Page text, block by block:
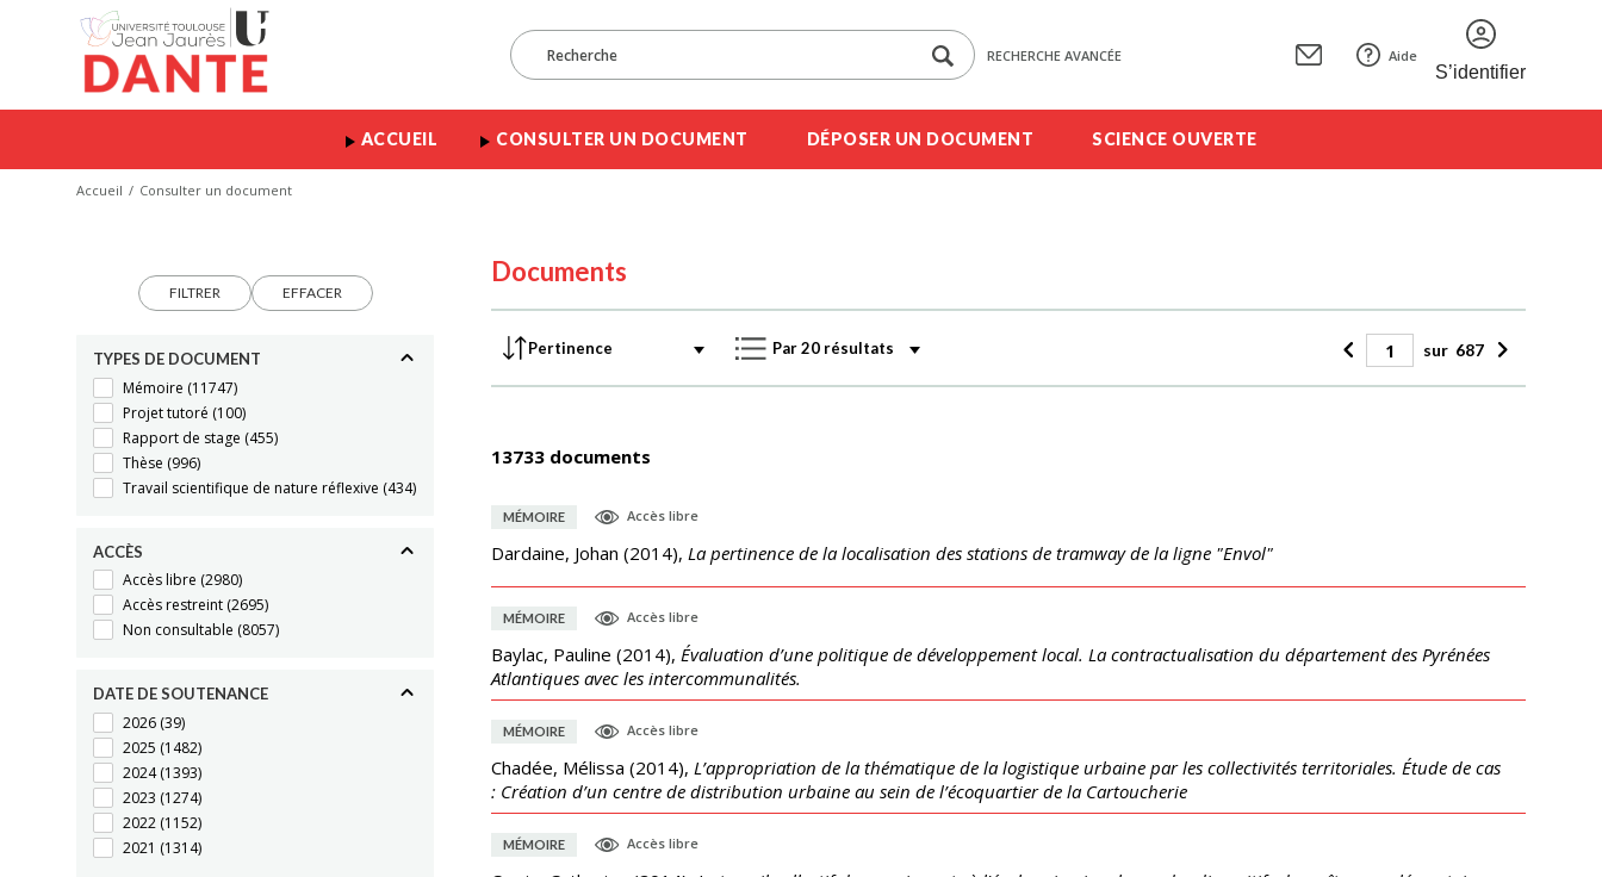
RECHERCHE AVANCÉE Aide
S’identifier
ACCUEIL CONSULTER UN DOCUMENT DÉPOSER UN DOCUMENT SCIENCE OUVERTE
Accueil Consulter un document
FILTRER EFFACER
TYPES DE DOCUMENT
Mémoire (11747)
Projet tutoré (100)
Rapport de stage (455)
Thèse (996)
Travail scientifique de nature réflexive (434)
ACCÈS
Accès libre (2980)
Accès restreint (2695)
Non consultable (8057)
DATE DE SOUTENANCE
2026 (39)
2025 (1482)
2024(1393)
2023 (1274)
2022 (1152)
2021 (1314)
Documents
sur 687
13733 documents
MÉMOIRE Accès libre
Dardaine, Johan (2014), La pertinence de la localisation des stations de tramway de la ligne "Envol"
MÉMOIRE Accès libre
Baylac, Pauline (2014), Évaluation d’une politique de développement local. La contractualisation du département des Pyrénées
Atlantiques avec les intercommunalités.
MÉMOIRE Accès libre
Chadée, Mélissa (2014), L’appropriation de la thématique de la logistique urbaine par les collectivités territoriales. Étude de cas
: Création d’un centre de distribution urbaine au sein de l’écoquartier de la Cartoucherie
MÉMOIRE Accès libre